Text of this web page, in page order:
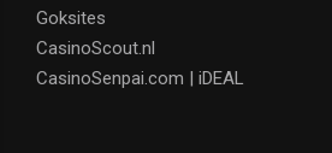
Goksites
CasinoScout.nl
CasinoSenpai.com | iDEAL